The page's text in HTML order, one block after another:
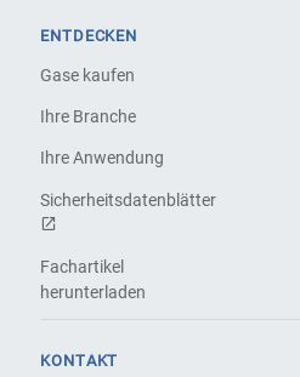
ENTDECKEN
Gase kaufen
Ihre Branche
Ihre Anwendung
Sicherheitsdatenblätter
Fachartikel
herunterladen
KONTAKT